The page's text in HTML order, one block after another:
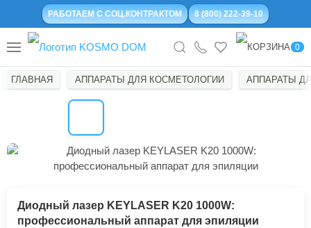
РАБОТАЕМ С СОЦ.КОНТРАКТОМ 8 (800) 222-39-10
0
ГЛАВНАЯ АППАРАТЫ ДЛЯ КОСМЕТОЛОГИИ АППАРАТЫ
Диодный лазер KEYLASER K20 1000W:
профессиональный аппарат для эпиляции